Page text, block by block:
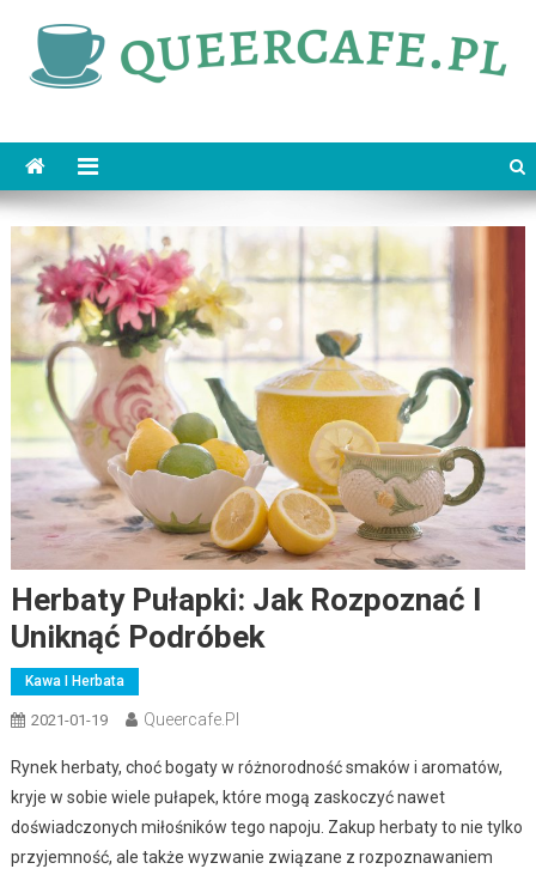
content
Herbaty Pułapki: Jak Rozpoznać I
Uniknąć Podróbek
Kawa I Herbata
2021-01-19 Queercafe.pl
Rynek herbaty, choć bogaty w różnorodność smaków i aromatów,
kryje w sobie wiele pułapek, które mogą zaskoczyć nawet
doświadczonych miłośników tego napoju. Zakup herbaty to nie tylko
przyjemność, ale także wyzwanie związane z rozpoznawaniem